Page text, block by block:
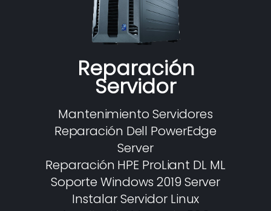
Reparación
Servidor
Mantenimiento Servidores
Reparación Dell PowerEdge
Server
Reparación HPE ProLiant DL ML
Soporte Windows 2019 Server
Instalar Servidor Linux